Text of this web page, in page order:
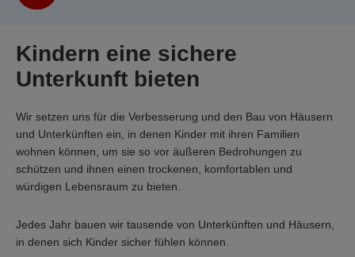
Kindern eine sichere
Unterkunft bieten
Wir setzen uns für die Verbesserung und den Bau von Häusern
und Unterkünften ein, in denen Kinder mit ihren Familien
wohnen können, um sie so vor äußeren Bedrohungen zu
schützen und ihnen einen trockenen, komfortablen und
würdigen Lebensraum zu bieten.
Jedes Jahr bauen wir tausende von Unterkünften und Häusern,
in denen sich Kinder sicher fühlen können.